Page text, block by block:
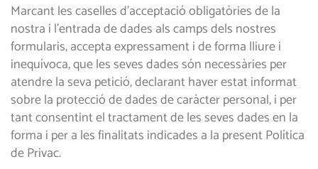
Marcant les caselles d’acceptació obligatòries de la
nostra i l’entrada de dades als camps dels nostres
formularis, accepta expressament i de forma lliure i
inequívoca, que les seves dades són necessàries per
atendre la seva petició, declarant haver estat informat
sobre la protecció de dades de caràcter personal, i per
tant consentint el tractament de les seves dades en la
forma i per a les finalitats indicades a la present Política
de Privac.